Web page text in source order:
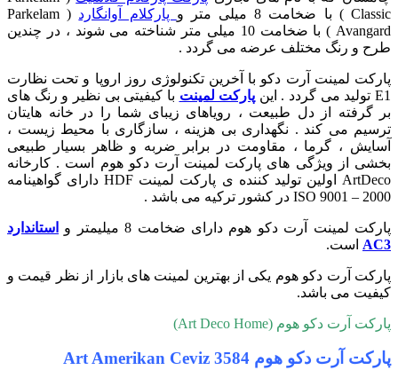
Classic ) با ضخامت 8 میلی متر و
پارکلام آوانگارد
( Parkelam
Avangard ) با ضخامت 10 میلی متر شناخته می شوند ، در چندین
طرح و رنگ مختلف عرضه می گردد .
پارکت لمینت آرت دکو با آخرین تکنولوژی روز اروپا و تحت نظارت
E1 تولید می گردد . این
پارکت لمینت با کیفیتی بی نظیر و رنگ های
بر گرفته از دل طبیعت ، رویاهای زیبای شما را در خانه هایتان
ترسیم می کند . نگهداری بی هزینه ، سازگاری با محیط زیست ،
آسایش ، گرما ، مقاومت در برابر ضربه و ظاهر بسیار طبیعی
بخشی از ویژگی های پارکت لمینت آرت دکو هوم است . کارخانه
ArtDeco اولین تولید کننده ی پارکت لمینت HDF دارای گواهینامه
ISO 9001 – 2000 در کشور ترکیه می باشد .
پارکت لمینت آرت دکو هوم دارای ضخامت 8 میلیمتر و
استاندارد
AC3 است.
پارکت آرت دکو هوم یکی از بهترین لمینت های بازار از نظر قیمت و
کیفیت می باشد.
پارکت آرت دکو هوم (Art Deco Home)
پارکت آرت دکو هوم 3584 Art Amerikan Ceviz